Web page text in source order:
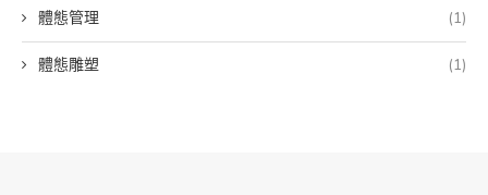
體態管理 (1)
體態雕塑 (1)